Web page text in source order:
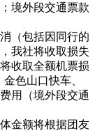
境外段交通票款
（包括因同行的
我社将收取损失
收取全额机票损
色山口快车、
用（境外段交通
金额将根据团友